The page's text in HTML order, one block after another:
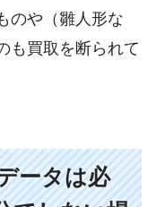
のや（雛人形な
も買取を断られて
ータは必